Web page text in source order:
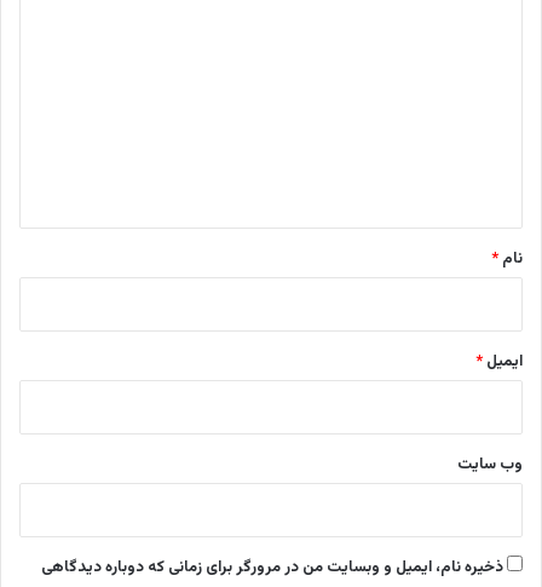
نام *
ایمیل *
وب‌ سایت
ذخیره نام، ایمیل و وبسایت من در مرورگر برای زمانی که دوباره دیدگاهی